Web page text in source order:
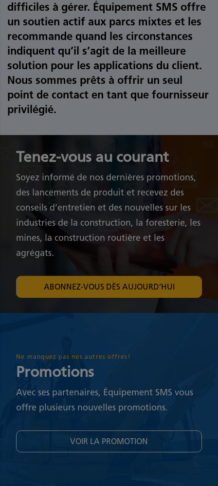
difficiles à gérer. Équipement SMS offre
un soutien actif aux parcs mixtes et les
recommande quand les circonstances
indiquent qu’il s’agit de la meilleure
solution pour les applications du client.
Nous sommes prêts à offrir un seul
point de contact en tant que fournisseur
privilégié.
Ne manquez pas nos autres offres!
Promotions
Avec ses partenaires, Équipement SMS vous
offre plusieurs nouvelles promotions.
VOIR LA PROMOTION
Tenez-vous au courant
Soyez informé de nos dernières promotions,
des lancements de produit et recevez des
conseils d’entretien et des nouvelles sur les
industries de la construction, la foresterie, les
mines, la construction routière et les
agrégats.
ABONNEZ-VOUS DÈS AUJOURD’HUI